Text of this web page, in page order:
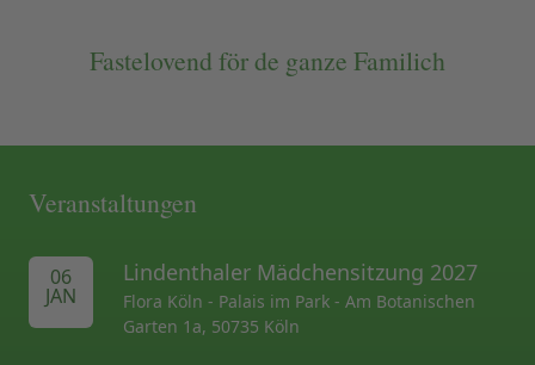
Fastelovend för de ganze Familich
Veranstaltungen
06
JAN
Lindenthaler Mädchensitzung 2027
Flora Köln - Palais im Park - Am Botanischen
Garten 1a, 50735 Köln